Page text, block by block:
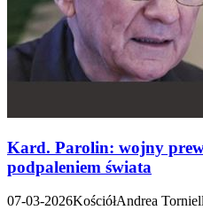
Kard. Parolin: wojny
podpaleniem świata
07-03-2026KościółAndrea